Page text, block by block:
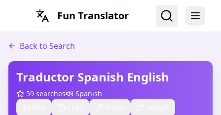
Fun Translator
Back to Search
Traductor Spanish English
59 searches
Spanish